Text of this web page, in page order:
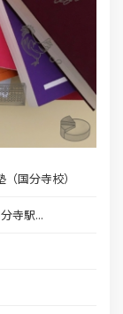
国分寺校）
寺駅...